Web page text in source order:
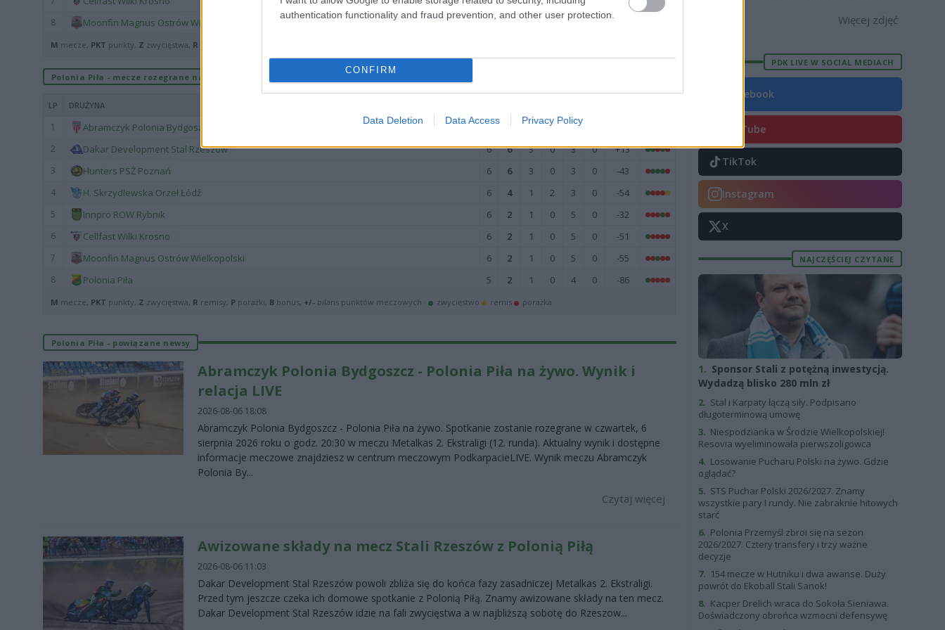
authentication functionality and fraud prevention, and other user protection.
CONFIRM
Data Deletion Data Access Privacy Policy
8 Moonfin Magnus Ostrów Wielkopolski 6 4 2 0 4 0
M mecze, PKT punkty, Z zwycięstwa, R
Polonia Piła - mecze rozegrane na wyjeździe
LP DRUŻYNA
1 Abramczyk Polonia Bydgoszcz 6 12 6 0 0
2 Dakar Development Stal Rzeszów 6 6 3 0 3 0 +13
3 Hunters PSŻ Poznań 6 6 3 0 3 0 -43
4 H. Skrzydlewska Orzeł Łódź 6 4 1 2 3 0 -54
5 Innpro ROW Rybnik 6 2 1 0 5 0 -32
6 Cellfast Wilki Krosno 6 2 1 0 5 0 -51
7 Moonfin Magnus Ostrów Wielkopolski 6 2 1 0 5 0 -55
8 Polonia Piła 5 2 1 0 4 0 -86
M mecze, PKT punkty, Z zwycięstwa, R remisy, P porażki, B bonus, +/- bilans punktów meczowych · zwycięstwo remis porażka
Polonia Piła - powiązane newsy
Abramczyk Polonia Bydgoszcz - Polonia Piła na żywo. Wynik i
relacja LIVE
2026-08-06 18:08
Abramczyk Polonia Bydgoszcz - Polonia Piła na żywo. Spotkanie zostanie rozegrane w czwartek, 6
sierpnia 2026 roku o godz. 20:30 w meczu Metalkas 2. Ekstraligi (12. runda). Aktualny wynik i dostępne
informacje meczowe znajdziesz w centrum meczowym PodkarpacieLIVE. Wynik meczu Abramczyk
Polonia By...
Czytaj więcej
Awizowane składy na mecz Stali Rzeszów z Polonią Piłą
2026-08-06 11:03
Dakar Development Stal Rzeszów powoli zbliża się do końca fazy zasadniczej Metalkas 2. Ekstraligi.
Przed tym jeszcze czeka ich domowe spotkanie z Polonią Piłą. Znamy awizowane składy na ten mecz.
Dakar Development Stal Rzeszów idzie na fali zwycięstwa a w najbliższą sobotę do Rzeszow...
Więcej zdjęć
PDK LIVE W SOCIAL MEDIACH
Facebook
YouTube
TikTok
Instagram
X
NAJCZĘŚCIEJ CZYTANE
1. Sponsor Stali z potężną inwestycją.
Wydadzą blisko 280 mln zł
2. Stal i Karpaty łączą siły. Podpisano
długoterminową umowę
3. Niespodzianka w Środzie Wielkopolskiej!
Resovia wyeliminowała pierwszoligowca
4. Losowanie Pucharu Polski na żywo. Gdzie
oglądać?
5. STS Puchar Polski 2026/2027. Znamy
wszystkie pary I rundy. Nie zabraknie hitowych
starć
6. Polonia Przemyśl zbroi się na sezon
2026/2027. Cztery transfery i trzy ważne
decyzje
7. 154 mecze w Hutniku i dwa awanse. Duży
powrót do Ekoball Stali Sanok!
8. Kacper Drelich wraca do Sokoła Sieniawa.
Doświadczony obrońca wzmocni defensywę